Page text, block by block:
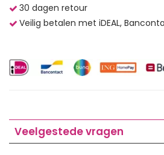
30 dagen retour
Veilig betalen met iDEAL,
Veelgestede vragen